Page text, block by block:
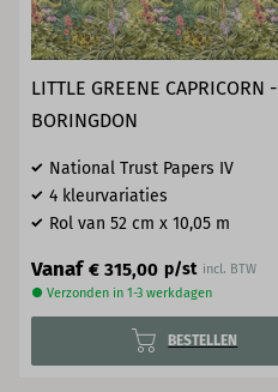
LITTLE GREENE CAPRICORN -
BORINGDON
National Trust Papers IV
4 kleurvariaties
Rol van 52 cm x 10,05 m
Vanaf € 315,00 p/st incl. BTW
● Verzonden in 1-3 werkdagen
BESTELLEN